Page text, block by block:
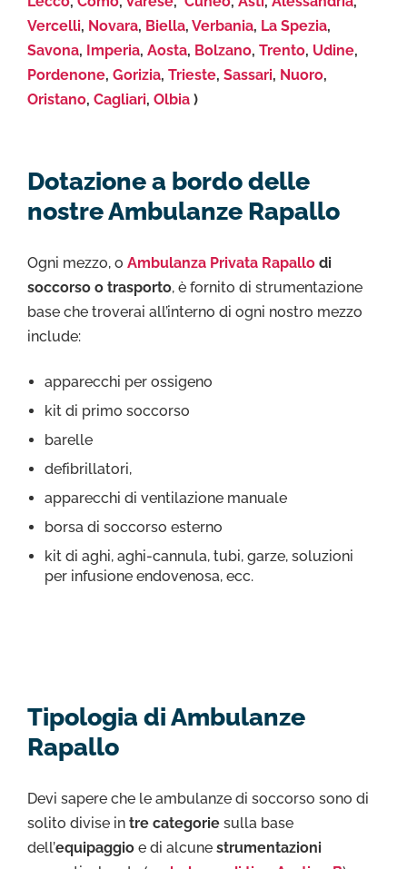
Vercelli, Novara, Biella, Verbania, La Spezia,
Savona, Imperia, Aosta, Bolzano, Trento, Udine,
Pordenone, Gorizia, Trieste, Sassari, Nuoro,
Oristano, Cagliari, Olbia )
Dotazione a bordo delle
nostre Ambulanze Rapallo
Ogni mezzo, o Ambulanza Privata Rapallo di
soccorso o trasporto, è fornito di strumentazione
base che troverai all’interno di ogni nostro mezzo
include:
apparecchi per ossigeno
kit di primo soccorso
barelle
defibrillatori,
apparecchi di ventilazione manuale
borsa di soccorso esterno
kit di aghi, aghi-cannula, tubi, garze, soluzioni
per infusione endovenosa, ecc.
Tipologia di Ambulanze
Rapallo
Devi sapere che le ambulanze di soccorso sono di
solito divise in tre categorie sulla base
dell’equipaggio e di alcune strumentazioni